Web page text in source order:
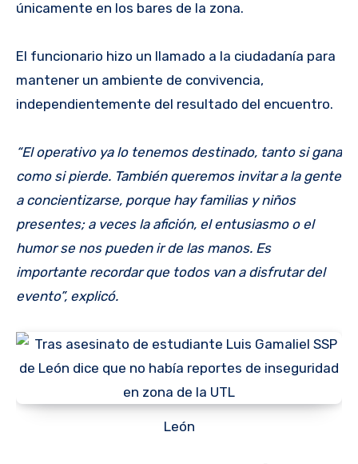
únicamente en los bares de la zona.
El funcionario hizo un llamado a la ciudadanía para
mantener un ambiente de convivencia,
independientemente del resultado del encuentro.
“El operativo ya lo tenemos destinado, tanto si gana
como si pierde. También queremos invitar a la gente
a concientizarse, porque hay familias y niños
presentes; a veces la afición, el entusiasmo o el
humor se nos pueden ir de las manos. Es
importante recordar que todos van a disfrutar del
evento”, explicó.
León